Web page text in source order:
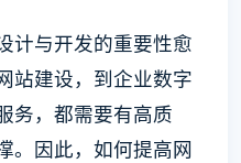
计与开发的重要性愈
站建设，到企业数字
务，都需要有高质
。因此，如何提高网